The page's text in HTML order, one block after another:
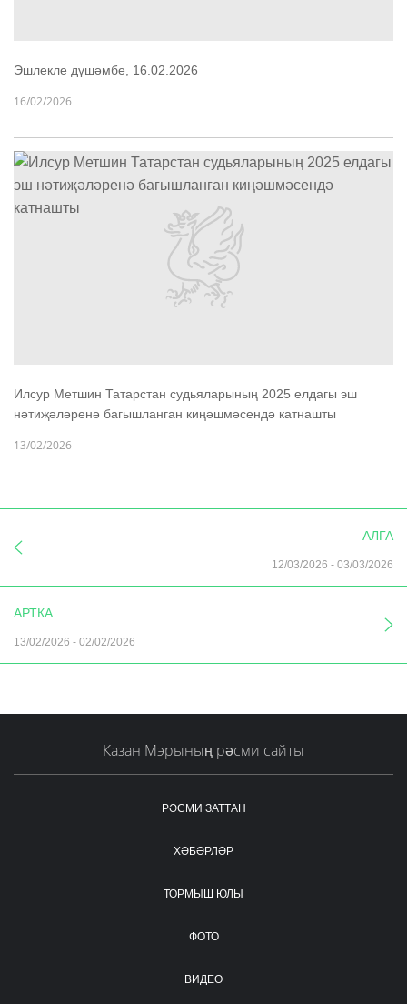
Эшлекле дүшәмбе, 16.02.2026
16/02/2026
Илсур Метшин Татарстан судьяларының 2025 елдагы эш
нәтиҗәләренә багышланган киңәшмәсендә катнашты
13/02/2026
АЛГА
12/03/2026 - 03/03/2026
АРТКА
13/02/2026 - 02/02/2026
Казан Мэрының рәсми сайты
РӘСМИ ЗАТТАН
ХӘБӘРЛӘР
ТОРМЫШ ЮЛЫ
ФОТО
ВИДЕО